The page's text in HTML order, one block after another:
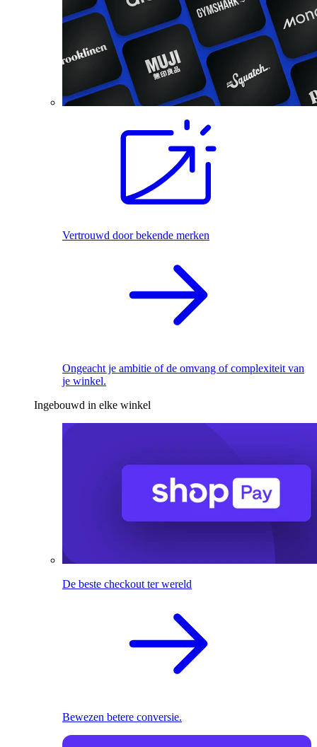
Vertrouwd door bekende merken
Ongeacht je ambitie of de omvang of complexiteit van
je winkel.
Ingebouwd in elke winkel
De beste checkout ter wereld
Bewezen betere conversie.